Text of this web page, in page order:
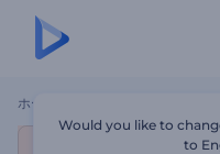
ホーム
Would you like to
to